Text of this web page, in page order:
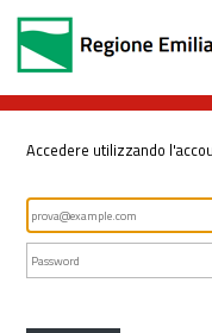
Accedere utilizzando